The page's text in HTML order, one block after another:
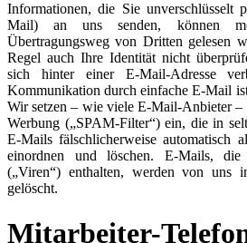
Informationen, die Sie unverschlüsselt
Mail) an uns senden, können
Übertragungsweg von Dritten gelesen
Regel auch Ihre Identität nicht
sich hinter einer E-Mail-Adresse
Kommunikation durch einfache E-Mail
Wir setzen – wie viele E-Mail-Anbieter –
Werbung („SPAM-Filter“) ein, die in
E-Mails fälschlicherweise automatisch
einordnen und löschen. E-Mails, die
(„Viren“) enthalten, werden von uns
gelöscht.
Mitarbeiter-